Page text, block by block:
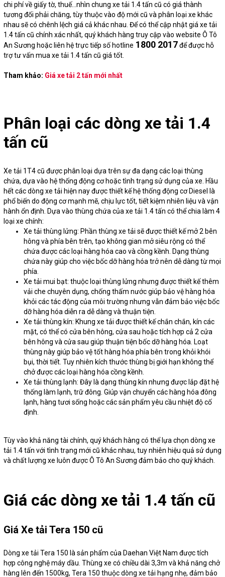
chi phí về giấy tờ, thuế…nhìn chung xe tải 1.4 tấn cũ có giá thành
tương đối phải chăng, tùy thuộc vào độ mới cũ và phân loại xe khác
nhau sẽ có chênh lệch giá cả khác nhau. Để có thể cập nhật giá xe tải
1.4 tấn cũ chính xác nhất, quý khách hàng truy cập vào website Ô Tô
An Sương hoặc liên hệ trực tiếp số hotline 1800 2017để được hỗ
trợ tư vấn mua xe tải 1.4 tấn cũ giá tốt.
Tham khảo: Giá xe tải 2 tấn mới nhất
Phân loại các dòng xe tải 1.4
tấn cũ
Xe tải 1T4 cũ được phân loại dựa trên sự đa dạng các loại thùng
chứa, dựa vào hệ thống động cơ hoặc tình trạng sử dụng của xe. Hầu
hết các dòng xe tải hiện nay được thiết kế hệ thống động cơ Diesel là
phổ biến do động cơ mạnh mẽ, chịu lực tốt, tiết kiệm nhiên liệu và vận
hành ổn định. Dựa vào thùng chứa của xe tải 1.4 tấn có thể chia làm 4
loại xe chính:
Xe tải thùng lửng: Phần thùng xe tải sẽ được thiết kế mở 2 bên
hông và phía bên trên, tạo không gian mở siêu rộng có thể
chứa được các loại hàng hóa cao và cồng kềnh. Dạng thùng
chứa này giúp cho việc bốc dỡ hàng hóa trở nên dễ dàng từ mọi
phía.
Xe tải mui bạt: thuộc loại thùng lửng nhưng được thiết kế thêm
vải che chuyên dụng, chống thấm nước giúp bảo vệ hàng hóa
khỏi các tác động của môi trường nhưng vẫn đảm bảo việc bốc
dỡ hàng hóa diễn ra dễ dàng và thuận tiện.
Xe tải thùng kín: Khung xe tải được thiết kế chắn chắn, kín các
mặt, có thể có cửa bên hông, cửa sau hoặc tích hợp cả 2 cửa
bên hông và cửa sau giúp thuận tiện bốc dỡ hàng hóa. Loạt
thùng này giúp bảo vệ tốt hàng hóa phía bên trong khỏi khói
bụi, thời tiết. Tuy nhiên kích thước thùng bị giới hạn không thể
chở được các loại hàng hóa cồng kềnh.
Xe tải thùng lạnh: Đây là dạng thùng kín nhưng được lắp đặt hệ
thống làm lạnh, trữ đông. Giúp vận chuyển các hàng hóa đông
lạnh, hàng tươi sống hoặc các sản phẩm yêu cầu nhiệt độ cố
định.
Tùy vào khả năng tài chính, quý khách hàng có thể lựa chọn dòng xe
tải 1.4 tấn với tình trạng mới cũ khác nhau, tuy nhiên hiệu quả sử dụng
và chất lượng xe luôn được Ô Tô An Sương đảm bảo cho quý khách.
Giá các dòng xe tải 1.4 tấn cũ
Giá Xe tải Tera 150 cũ
Dòng xe tải Tera 150 là sản phẩm của Daehan Việt Nam được tích
hợp công nghệ máy dầu. Thùng xe có chiều dài 3,3m và khả năng chở
hàng lên đến 1500kg, Tera 150 thuộc dòng xe tải hạng nhẹ, đảm bảo